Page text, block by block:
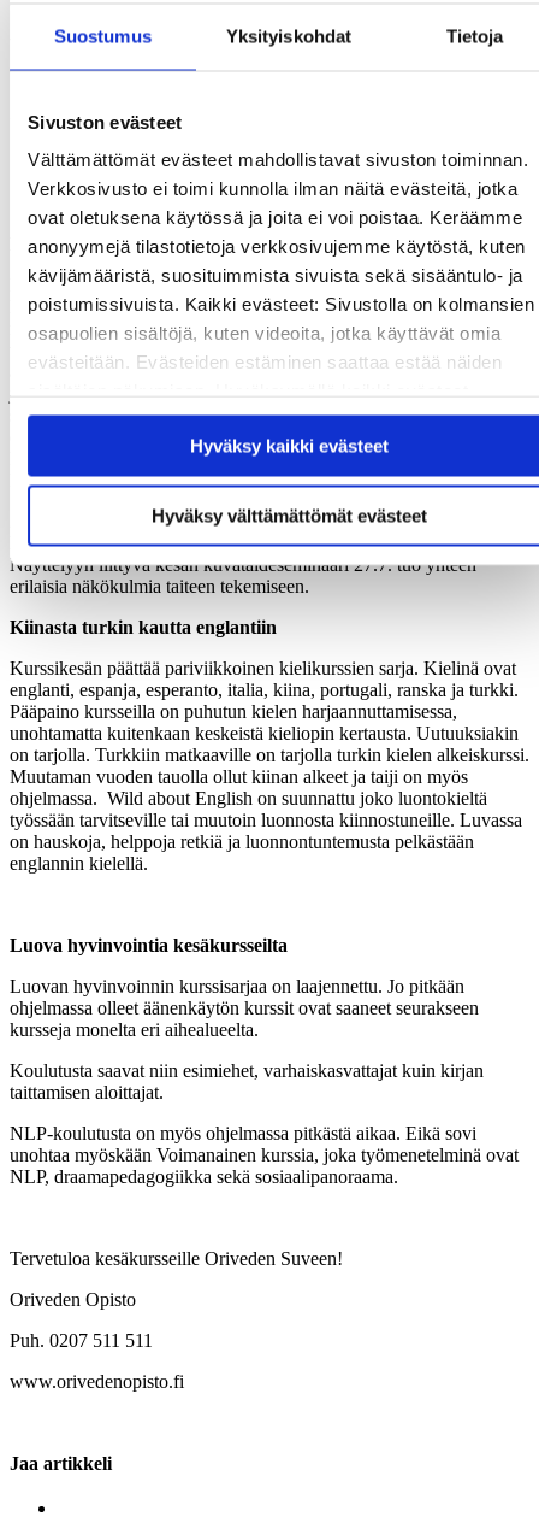
Suostumus Yksityiskohdat Tietoja
Sivuston evästeet
Välttämättömät evästeet mahdollistavat sivuston toiminnan.
Verkkosivusto ei toimi kunnolla ilman näitä evästeitä, jotka
ovat oletuksena käytössä ja joita ei voi poistaa. Keräämme
anonyymejä tilastotietoja verkkosivujemme käytöstä, kuten
kävijämääristä, suosituimmista sivuista sekä sisääntulo- ja
poistumissivuista. Kaikki evästeet: Sivustolla on kolmansien
osapuolien sisältöjä, kuten videoita, jotka käyttävät omia
evästeitään. Evästeiden estäminen saattaa estää näiden
varmistat, että kaikki sisältö on käytettävissäsi.
Hyväksy kaikki evästeet
Hyväksy välttämättömät evästeet
-kurssi.
Uuden Kirjan Päivät -kirjallisuustapahtuma järjestetään vasta 30.8. –
”Unelmat”.
Kuvataidetta kesäkuusta elokuulle
Kuvataidekurssilaiset valtaavat opiston pihat ja lähiseudut kesäkuun
lopusta elokuulle. Kesän kurssiohjelmassa on monipuolisesti
maalaamista ja piirtämistä eri välinein; aiheina ihminen, maisema tai
vaikkapa sanat. Lisäksi on tarjolla valokuvaa kesän valossa ja
akvarelleja retkeillen. Uutuuskursseista mainittakoon Itä-aasialainen
samaan aikaan järjestetään kiinan kielen kurssi joten yhteistä
ohjelmaakin on luvassa. Kuuden päivän kurssit ovat tiiviitä
kuvataiteen paketteja, mutta tarjolla on myös yleisön pyynnöstä
kahdeksan päivän pituisia kursseja.
26.7. – 1.9. on yllättävä kutsunäyttely ”Pakko tehdä”, jossa taiteen
harrastajat, ITE- taiteilijat ja taiteen ammattilaiset kohtaavat toisensa.
Näyttelyyn liittyvä kesän kuvataideseminaari 27.7. tuo yhteen
erilaisia näkökulmia taiteen tekemiseen.
Kiinasta turkin kautta englantiin
Kurssikesän päättää pariviikkoinen kielikurssien sarja. Kielinä ovat
englanti, espanja, esperanto, italia, kiina, portugali, ranska ja turkki.
Pääpaino kursseilla on puhutun kielen harjaannuttamisessa,
unohtamatta kuitenkaan keskeistä kieliopin kertausta. Uutuuksiakin
on tarjolla. Turkkiin matkaaville on tarjolla turkin kielen alkeiskurssi.
Muutaman vuoden tauolla ollut kiinan alkeet ja taiji on myös
ohjelmassa. Wild about English on suunnattu joko luontokieltä
työssään tarvitseville tai muutoin luonnosta kiinnostuneille. Luvassa
on hauskoja, helppoja retkiä ja luonnontuntemusta pelkästään
englannin kielellä.
Luova hyvinvointia kesäkursseilta
Luovan hyvinvoinnin kurssisarjaa on laajennettu. Jo pitkään
ohjelmassa olleet äänenkäytön kurssit ovat saaneet seurakseen
kursseja monelta eri aihealueelta.
Koulutusta saavat niin esimiehet, varhaiskasvattajat kuin kirjan
taittamisen aloittajat.
NLP-koulutusta on myös ohjelmassa pitkästä aikaa. Eikä sovi
unohtaa myöskään Voimanainen kurssia, joka työmenetelminä ovat
NLP, draamapedagogiikka sekä sosiaalipanoraama.
Tervetuloa kesäkursseille Oriveden Suveen!
Oriveden Opisto
Puh. 0207 511 511
www.orivedenopisto.fi
Jaa artikkeli